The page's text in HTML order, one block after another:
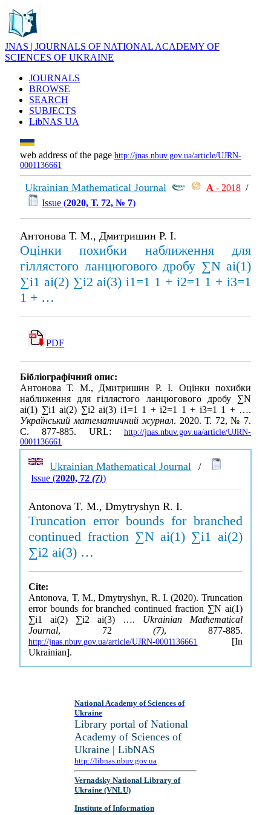
JNAS | JOURNALS OF NATIONAL ACADEMY OF
SCIENCES OF UKRAINE
JOURNALS
BROWSE
SEARCH
SUBJECTS
LibNAS UA
web address of the page http://jnas.nbuv.gov.ua/article/UJRN-
0001136661
Ukrainian Mathematical Journal А - 2018 /
Issue (2020, Т. 72, № 7)
Антонова Т. М., Дмитришин Р. І.
Оцінки похибки наближення для
гіллястого ланцюгового дробу ∑N ai(1)
∑i1 ai(2) ∑i2 ai(3) i1=1 1 + i2=1 1 + i3=1
1 + …
PDF
Бібліографічний опис:
Антонова Т. М., Дмитришин Р. І. Оцінки похибки
наближення для гіллястого ланцюгового дробу ∑N
ai(1) ∑i1 ai(2) ∑i2 ai(3) i1=1 1 + i2=1 1 + i3=1 1 + ….
Український математичний журнал. 2020. Т. 72, № 7.
С. 877-885. URL: http://jnas.nbuv.gov.ua/article/UJRN-
0001136661
Ukrainian Mathematical Journal /
Issue (2020, 72(7))
Antonova T. M., Dmytryshyn R. I.
Truncation error bounds for branched
continued fraction ∑N ai(1) ∑i1 ai(2)
∑i2 ai(3) …
Cite:
Antonova, T. M., Dmytryshyn, R. I. (2020). Truncation
error bounds for branched continued fraction ∑N ai(1)
∑i1 ai(2) ∑i2 ai(3) …. Ukrainian Mathematical
Journal, 72(7), 877-885.
http://jnas.nbuv.gov.ua/article/UJRN-0001136661
[In
Ukrainian].
National Academy of Sciences of
Ukraine
Library portal of National
Academy of Sciences of
Ukraine | LibNAS
http://libnas.nbuv.gov.ua
Vernadsky National Library of
Ukraine (VNLU)
Institute of Information